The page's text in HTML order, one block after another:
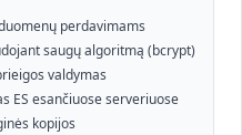
perdavimams
saugų algoritmą (bcrypt)
valdymas
ES esančiuose serveriuose
kopijos